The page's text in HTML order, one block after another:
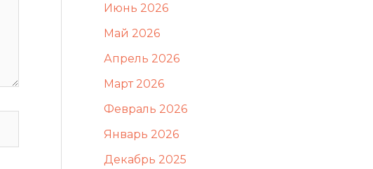
Июнь 2026
Май 2026
Апрель 2026
Март 2026
Февраль 2026
Январь 2026
Декабрь 2025